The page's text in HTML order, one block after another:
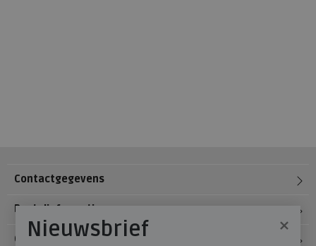
Contactgegevens
Bestelinformatie
Over Meijerink Schoenen
×
Nieuwsbrief